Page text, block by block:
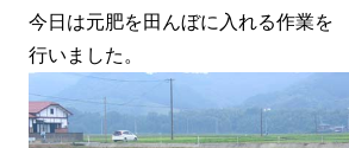
今日は元肥を田んぼに入れる作業を
行いました。